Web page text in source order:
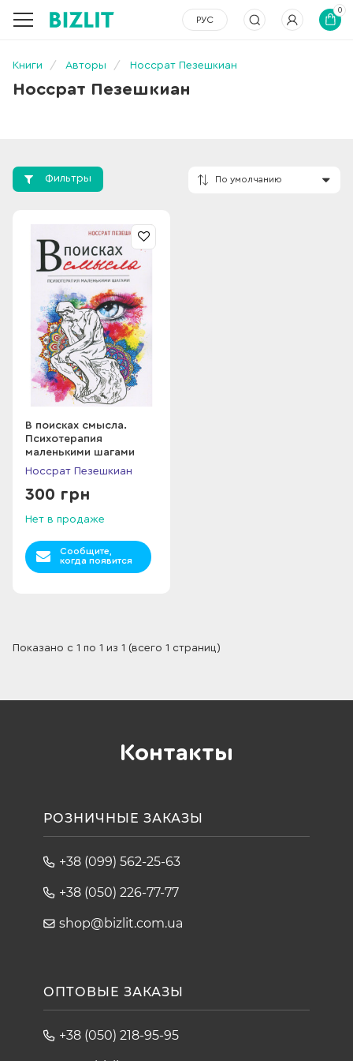
РУС
0
Книги Авторы Носсрат Пезешкиан
Носсрат Пезешкиан
Фильтры
В поисках смысла.
Психотерапия
маленькими шагами
Носсрат Пезешкиан
300 грн
Нет в продаже
Сообщите,
когда появится
Показано с 1 по 1 из 1 (всего 1 страниц)
Контакты
РОЗНИЧНЫЕ ЗАКАЗЫ
+38 (099) 562-25-63
+38 (050) 226-77-77
shop@bizlit.com.ua
ОПТОВЫЕ ЗАКАЗЫ
+38 (050) 218-95-95